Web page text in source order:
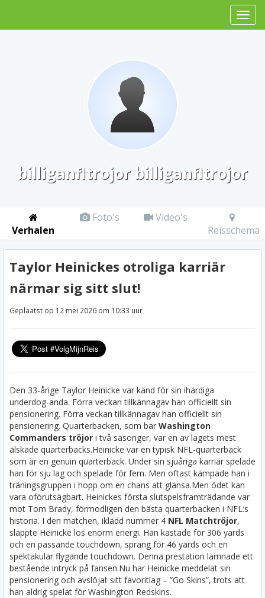
billiganfltrojor billiganfltrojor
Verhalen
Foto's
Video's
Reisschema
Taylor Heinickes otroliga karriär
närmar sig sitt slut!
Geplaatst op 12 mei 2026 om 10:33 uur
Den 33-årige Taylor Heinicke var känd för sin ihärdiga
underdog-anda. Förra veckan tillkännagav han officiellt sin
pensionering. Förra veckan tillkännagav han officiellt sin
pensionering. Quarterbacken, som bar Washington
Commanders tröjor i två säsonger, var en av lagets mest
älskade quarterbacks.Heinicke var en typisk NFL-quarterback
som är en genuin quarterback. Under sin sjuåriga karriär spelade
han för sju lag och spelade för fem. Men oftast kämpade han i
träningsgruppen i hopp om en chans att glänsa.Men ödet kan
vara oförutsägbart. Heinickes första slutspelsframträdande var
mot Tom Brady, förmodligen den bästa quarterbacken i NFL:s
historia. I den matchen, iklädd nummer 4 NFL Matchtröjor,
släppte Heinicke lös enorm energi. Han kastade för 306 yards
och en passande touchdown, sprang för 46 yards och en
spektakulär flygande touchdown. Denna prestation lämnade ett
bestående intryck på fansen.Nu har Heinicke meddelat sin
pensionering och avslöjat sitt favoritlag – ”Go Skins”, trots att
han aldrig spelat för Washington Redskins.